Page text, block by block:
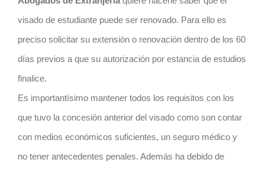
visado de estudiante puede ser renovado. Para ello es
preciso solicitar su extensión o renovación dentro de los 60
días previos a que su autorización por estancia de estudios
finalice.
Es importantísimo mantener todos los requisitos con los
que tuvo la concesión anterior del visado como son contar
con medios económicos suficientes, un seguro médico y
no tener antecedentes penales. Además ha debido de